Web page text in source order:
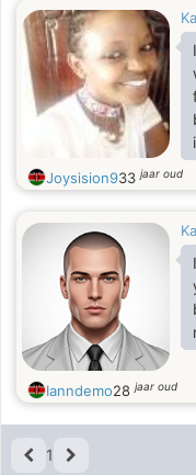
Joysision933jaar oud
Ianndemo28jaar oud
1